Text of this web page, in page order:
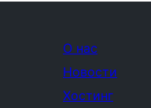
О нас
Новости
Хостинг